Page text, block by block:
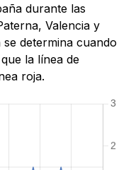
durante las
Valencia y
determina cuando
la línea de
roja.